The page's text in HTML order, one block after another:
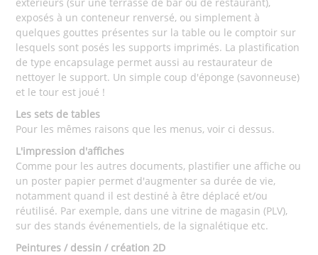
exposés à un conteneur renversé, ou simplement à
quelques gouttes présentes sur la table ou le comptoir sur
lesquels sont posés les supports imprimés. La plastification
de type encapsulage permet aussi au restaurateur de
nettoyer le support. Un simple coup d'éponge (savonneuse)
et le tour est joué !
Les sets de tables
Pour les mêmes raisons que les menus, voir ci dessus.
L'impression d'affiches
Comme pour les autres documents, plastifier une affiche ou
un poster papier permet d'augmenter sa durée de vie,
notamment quand il est destiné à être déplacé et/ou
réutilisé. Par exemple, dans une vitrine de magasin (PLV),
sur des stands événementiels, de la signalétique etc.
Peintures / dessin / création 2D